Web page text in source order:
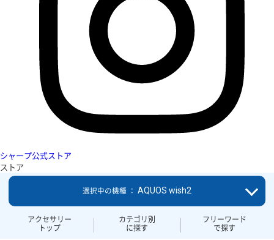
シャープ公式ストア
ストア
アクセサリー
トップ
カテゴリ別
に探す
フリーワード
で探す
選択中の機種 ： AQUOS wish2